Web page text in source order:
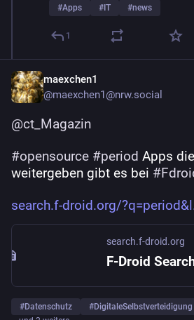
#Apps # IT #news
1
maexchen1
@maexchen1@nrw.social
@ct_Magazin
#opensource #period Apps
weitergeben gibt es bei #
search.f-droid.org/?q=period&l
search.f-droid.org
F-Droid
#Datenschutz #DigitaleSelbstverteidigung